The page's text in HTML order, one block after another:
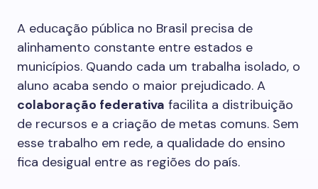
A educação pública no Brasil precisa de
alinhamento constante entre estados e
municípios. Quando cada um trabalha isolado, o
aluno acaba sendo o maior prejudicado. A
colaboração federativa facilita a distribuição
de recursos e a criação de metas comuns. Sem
esse trabalho em rede, a qualidade do ensino
fica desigual entre as regiões do país.